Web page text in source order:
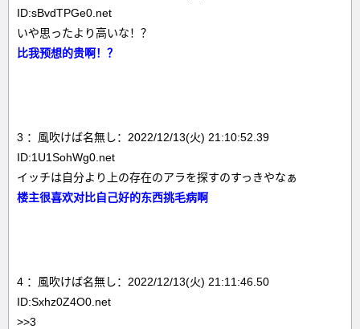
ID:sBvdTPGe0.net
いや思ったより高いな！？
比我预想的贵啊！？
3 ：風吹けば名無し：2022/12/13(火) 21:10:52.39
ID:1U1SohWg0.net
イッチは自分より上の存在のアラを探すのすっきやなぁ
楼主很喜欢对比自己好的东西挑毛病啊
4 ：風吹けば名無し：2022/12/13(火) 21:11:46.50
ID:Sxhz0Z4O0.net
>>3